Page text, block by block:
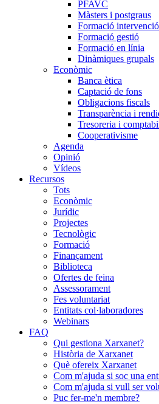
PFAVC
Màsters i postgraus
Formació intervenció
Formació gestió
Formació en línia
Dinàmiques grupals
Econòmic
Banca ètica
Captació de fons
Obligacions fiscals
Transparència i
Tresoreria i
Cooperativisme
Agenda
Opinió
Vídeos
Recursos
Tots
Econòmic
Jurídic
Projectes
Tecnològic
Formació
Finançament
Biblioteca
Ofertes de feina
Assessorament
Fes voluntariat
Entitats col·laboradores
Webinars
FAQ
Qui gestiona Xarxanet?
Història de Xarxanet
Què ofereix Xarxanet
Com m'ajuda si soc una
Com m'ajuda si vull ser
Puc fer-me'n membre?